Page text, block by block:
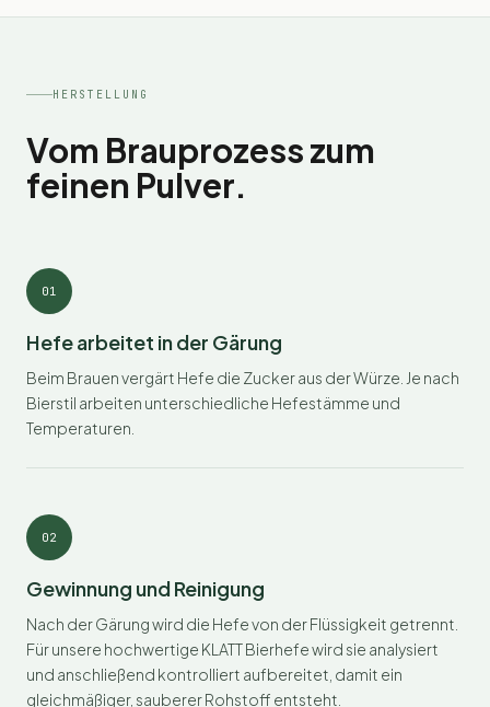
HERSTELLUNG
Vom Brauprozess zum
feinen Pulver.
01
Hefe arbeitet in der Gärung
Beim Brauen vergärt Hefe die Zucker aus der Würze. Je nach
Bierstil arbeiten unterschiedliche Hefestämme und
Temperaturen.
02
Gewinnung und Reinigung
Nach der Gärung wird die Hefe von der Flüssigkeit getrennt.
Für unsere hochwertige KLATT Bierhefe wird sie analysiert
und anschließend kontrolliert aufbereitet, damit ein
gleichmäßiger, sauberer Rohstoff entsteht.